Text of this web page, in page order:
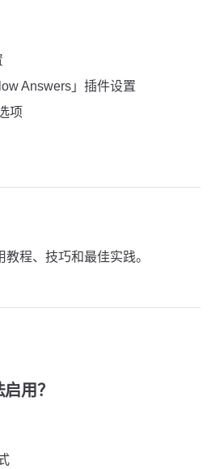
Answers」插件设置
项
程、技巧和最佳实践。
用？